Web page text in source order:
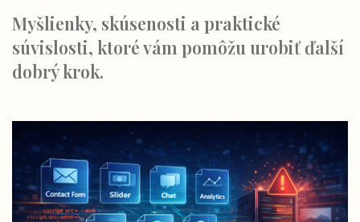
Myšlienky, skúsenosti a praktické
súvislosti, ktoré vám pomôžu urobiť ďalší
dobrý krok.